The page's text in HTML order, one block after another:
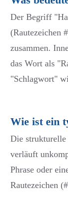
Der Begriff
(Rautezeichen
zusammen.
das Wort als
"Schlagwort"
Wie ist ein
Die
verläuft
Phrase oder
Rautezeichen